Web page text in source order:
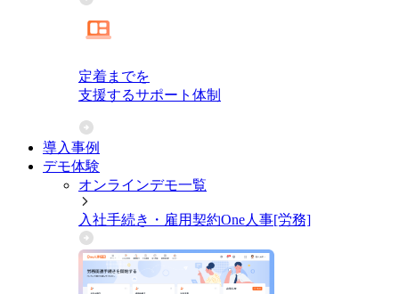
定着までを
支援するサポート体制
導入事例
デモ体験
オンラインデモ一覧
入社手続き・雇用契約One人事[労務]